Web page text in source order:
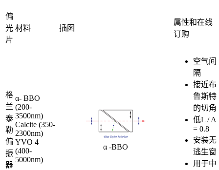
偏
光
片
材料 插图
属性和在线
订购
格
兰
泰
勒
偏
振
器
α- BBO
(200-
3500nm)
Calcite (350-
2300nm)
YVO 4
(400-
5000nm)
α -BBO
空气间
隔
接近布
鲁斯特
的切角
低L / A
= 0.8
安装无
逃生窗
用于中